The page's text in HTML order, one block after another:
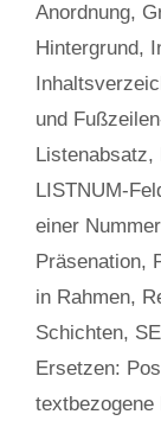
Anordnung,
Hintergrund,
und
Listenabsatz,
LISTNUM-
einer
Präsenation,
in Rahmen,
Schichten,
Ersetzen:
textbezogene